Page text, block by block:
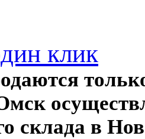
клик
склада в